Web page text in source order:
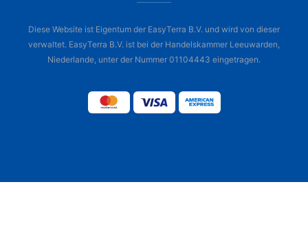
Diese Website ist Eigentum der EasyTerra B.V. und wird von dieser
verwaltet. EasyTerra B.V. ist bei der Handelskammer Leeuwarden,
Niederlande, unter der Nummer 01104443 eingetragen.